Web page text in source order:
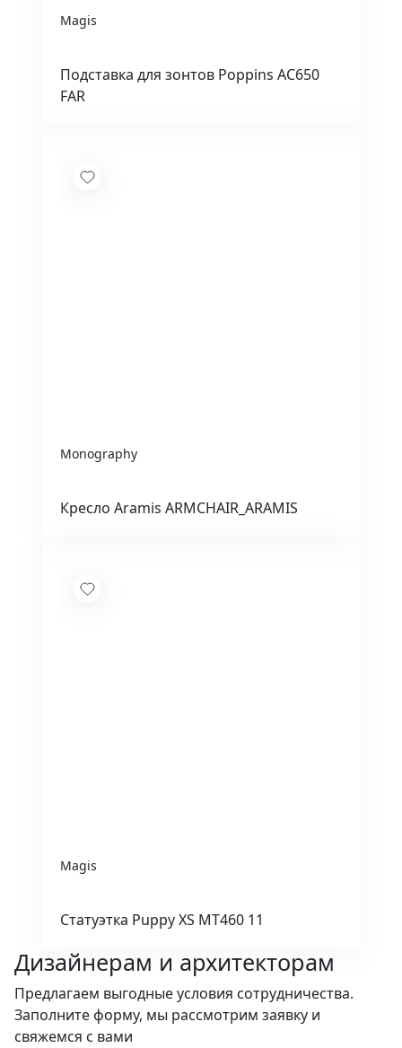
Magis
Подставка для зонтов Poppins AC650
FAR
Monography
Кресло Aramis ARMCHAIR_ARAMIS
Magis
Статуэтка Puppy XS MT460 11
Дизайнерам и архитекторам
Предлагаем выгодные условия сотрудничества.
Заполните форму, мы рассмотрим заявку и
свяжемся с вами